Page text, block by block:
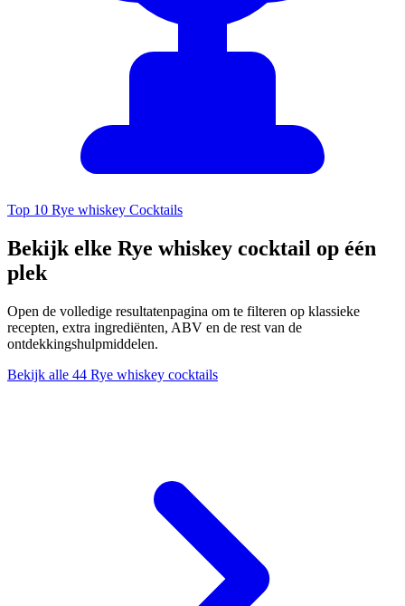
Top 10 Rye whiskey Cocktails
Bekijk elke Rye whiskey cocktail op één
plek
Open de volledige resultatenpagina om te filteren op klassieke
recepten, extra ingrediënten, ABV en de rest van de
ontdekkingshulpmiddelen.
Bekijk alle 44 Rye whiskey cocktails